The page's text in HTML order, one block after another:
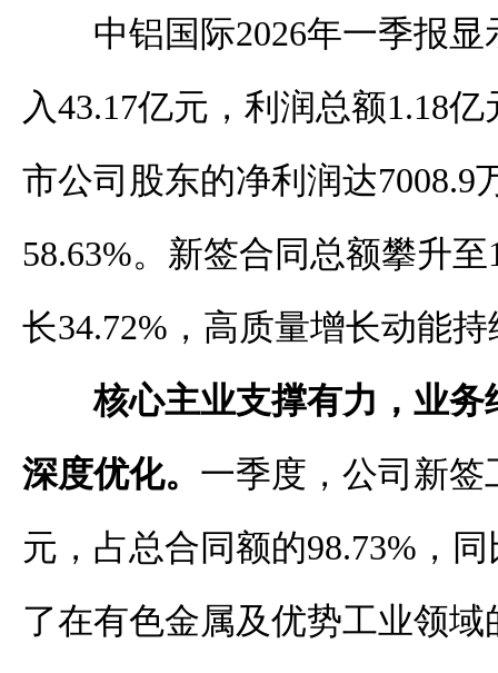
中铝国际2026年一季报
入43.17亿元，利润总额1.18
市公司股东的净利润达7008.9
58.63%。新签合同总额攀升
长34.72%，高质量增长动能
核心主业支撑有力，业
深度优化。 一季度，公司新签
元，占总合同额的98.73%，
了在有色金属及优势工业领